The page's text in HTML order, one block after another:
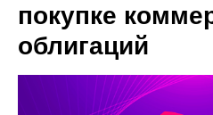
покупке
облигаций